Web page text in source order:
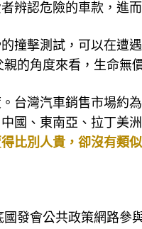
辨認危險的車款，進
撞擊測試，可以在遭
的角度來看，生命無
台灣汽車銷售市場約
國、東南亞、拉丁美
比別人貴，卻沒有類
發會公共政策網路參